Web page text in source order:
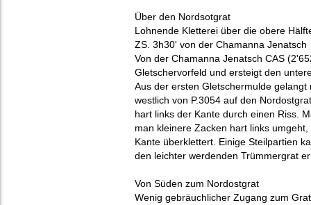
Über den Nordsotgrat
Lohnende Kletterei über die obere
ZS. 3h30' von der Chamanna
Von der Chamanna Jenatsch CAS
Gletschervorfeld und ersteigt den
Aus der ersten Gletschermulde
westlich von P.3054 auf den
hart links der Kante durch einen Riss.
man kleinere Zacken hart links
Kante überklettert. Einige Steilpartien
den leichter werdenden Trümmergrat
Von Süden zum Nordostgrat
Wenig gebräuchlicher Zugang zum